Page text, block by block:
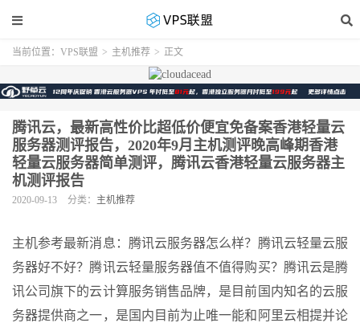
当前位置： VPS联盟 > 主机推荐 > 正文
腾讯云，最新高性价比超低价便宜免备案香港轻量云
服务器测评报告，2020年9月主机测评晚高峰期香港
轻量云服务器简单测评，腾讯云香港轻量云服务器主
机测评报告
2020-09-13 分类： 主机推荐
主机参考最新消息：腾讯云服务器怎么样？腾讯云轻量云服
务器好不好？腾讯云轻量服务器值不值得购买？腾讯云是腾
讯公司旗下的云计算服务销售品牌，是目前国内知名的云服
务器提供商之一，是国内目前为止唯一能和阿里云相提并论